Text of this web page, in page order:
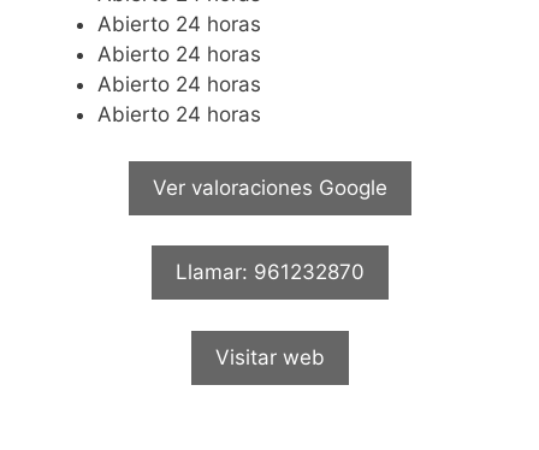
Abierto 24 horas
Abierto 24 horas
Abierto 24 horas
Abierto 24 horas
Ver valoraciones Google
Llamar: 961232870
Visitar web